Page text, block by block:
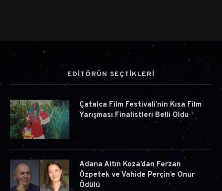
EDİTÖRÜN SEÇTİKLERİ
Çatalca Film Festivali’nin Kısa Film
Yarışması Finalistleri Belli Oldu
Adana Altın Koza’dan Ferzan
Özpetek ve Vahide Perçin’e Onur
Ödülü